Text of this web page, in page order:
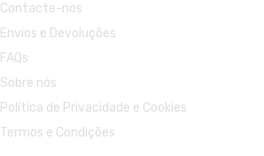
Contacte-nos
Envios e Devoluções
FAQs
Sobre nós
Política de Privacidade e Cookies
Termos e Condições